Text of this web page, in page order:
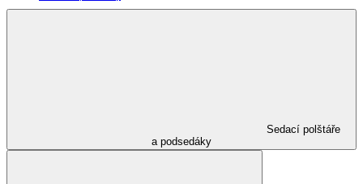
Sedací polštáře
a podsedáky